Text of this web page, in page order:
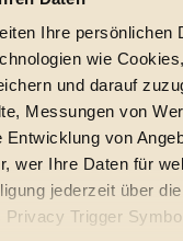
Ihre persönlichen
wie
und darauf
Messungen von
von
wer Ihre Daten für
jederzeit über
Trigger